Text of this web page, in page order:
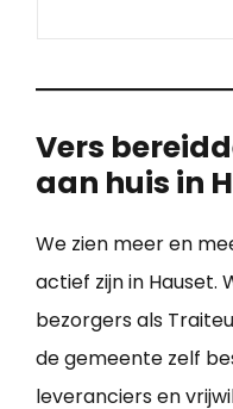
Vers
aan huis in
We zien meer en
actief zijn in Hauset.
bezorgers als
de gemeente zelf
leveranciers en